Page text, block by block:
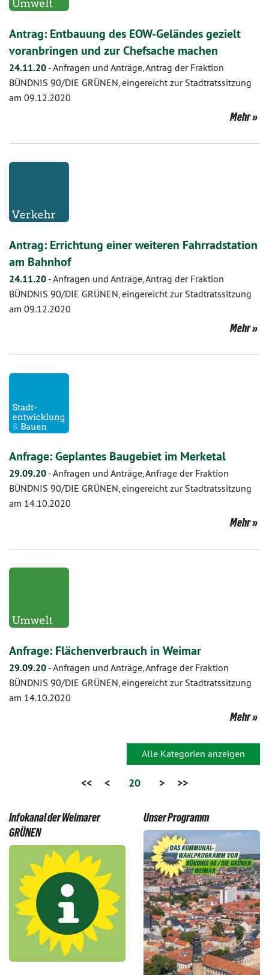
Antrag: Entbauung des EOW-Geländes gezielt
voranbringen und zur Chefsache machen
24.11.20 -Anfragen und Anträge, Antrag der Fraktion
BÜNDNIS 90/DIE GRÜNEN, eingereicht zur Stadtratssitzung
am 09.12.2020
Mehr
Antrag: Errichtung einer weiteren Fahrradstation
am Bahnhof
24.11.20 -Anfragen und Anträge, Antrag der Fraktion
BÜNDNIS 90/DIE GRÜNEN, eingereicht zur Stadtratssitzung
am 09.12.2020
Mehr
Anfrage: Geplantes Baugebiet im Merketal
29.09.20 -Anfragen und Anträge, Anfrage der Fraktion
BÜNDNIS 90/DIE GRÜNEN, eingereicht zur Stadtratssitzung
am 14.10.2020
Mehr
Anfrage: Flächenverbrauch in Weimar
29.09.20 -Anfragen und Anträge, Anfrage der Fraktion
BÜNDNIS 90/DIE GRÜNEN, eingereicht zur Stadtratssitzung
am 14.10.2020
Mehr
Alle Kategorien anzeigen
<< < 20 > >>
Infokanal der Weimarer
GRÜNEN
Unser Programm